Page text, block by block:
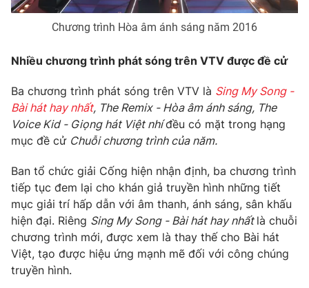
Theo dõi báo trên
Cơ quan chủ quản:Đài Truyền hình Việt Nam
Cơ quan báo chí:Thời báo VTV
Giấy phép hoạt động báo in và báo điện tử số 483/GP-BTTTT
cấp ngày 29/12/2023
Tổng Biên tập: Vũ Thanh Thủy
Phó Tổng Biên tập:Nguyễn Thị Mỹ Hạnh, Phạm Quốc Thắng,
Nguyễn Trọng Ninh
Tổng đài VTV:024.38 355 931 - 024.38 355 932
Ðiện thoại Thời báo VTV:
Chương trình Hòa âm ánh sáng năm 2016
Nhiều chương trình phát sóng trên VTV được đề cử
Ba chương trình phát sóng trên VTV là Sing My Song -
Bài hát hay nhất, The Remix - Hòa âm ánh sáng, The
Voice Kid - Giọng hát Việt nhíđều có mặt trong hạng
mục đề cử Chuỗi chương trình của năm.
Ban tổ chức giải Cống hiện nhận định, ba chương trình
tiếp tục đem lại cho khán giả truyền hình những tiết
mục giải trí hấp dẫn với âm thanh, ánh sáng, sân khấu
hiện đại. Riêng Sing My Song - Bài hát hay nhất là chuỗi
chương trình mới, được xem là thay thế cho Bài hát
Việt, tạo được hiệu ứng mạnh mẽ đối với công chúng
truyền hình.